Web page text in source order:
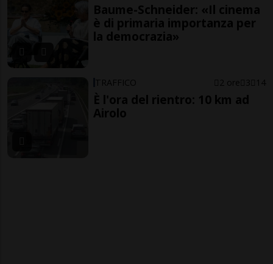
Baume-Schneider: «Il cinema
è di primaria importanza per
la democrazia»
TRAFFICO 2 ore 3 14
È l'ora del rientro: 10 km ad
Airolo